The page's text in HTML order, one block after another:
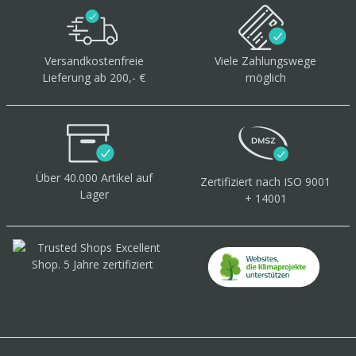
Versandkostenfreie
Lieferung ab 200,- €
Viele Zahlungswege
möglich
Über 40.000 Artikel auf
Lager
Zertifiziert nach ISO 9001
+ 14001